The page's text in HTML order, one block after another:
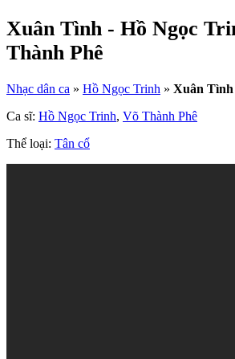
Xuân Tình - Hồ Ngọc
Thành Phê
Nhạc dân ca » Hồ Ngọc Trinh » Xuân Tình
Ca sĩ: Hồ Ngọc Trinh, Võ Thành Phê
Thể loại: Tân cổ